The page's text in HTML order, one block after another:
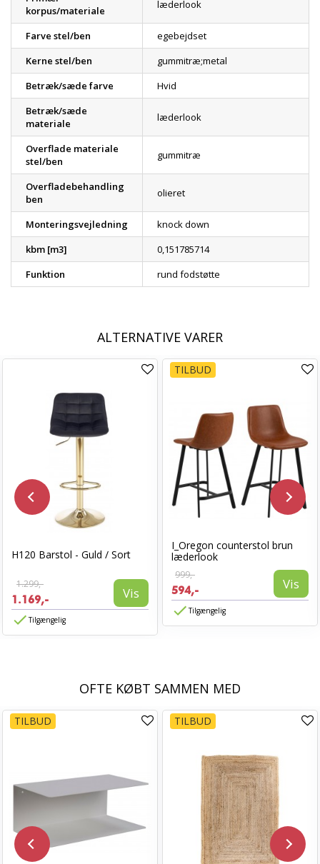
korpus/materiale
læderlook
Farve stel/ben
egebejdset
Kerne stel/ben
gummitræ;metal
Betræk/sæde farve
Hvid
Betræk/sæde
materiale
læderlook
Overflade materiale
stel/ben
gummitræ
Overfladebehandling
ben
olieret
Monteringsvejledning
knock down
kbm [m3]
0,151785714
Funktion
rund fodstøtte
ALTERNATIVE VARER
H120 Barstol - Guld / Sort
1.299,-
1.169,- Vis
Tilgængelig
TILBUD
I_Oregon counterstol brun
læderlook
999,-
594,- Vis
Tilgængelig
OFTE KØBT SAMMEN MED
TILBUD TILBUD